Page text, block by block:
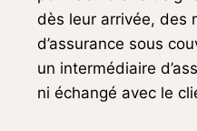
dès leur arrivée, des
d’assurance sous
un intermédiaire
ni échangé avec le